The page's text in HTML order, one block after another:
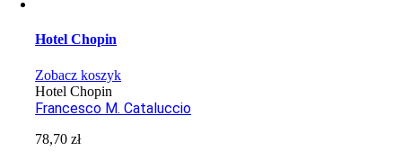
Hotel Chopin
Zobacz koszyk
Hotel Chopin
Francesco M. Cataluccio
78,70zł